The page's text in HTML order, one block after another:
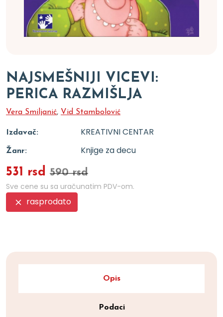
NAJSMEŠNIJI VICEVI:
PERICA RAZMIŠLJA
Vera Smiljanić, Vid Stambolović
Izdavač: KREATIVNI CENTAR
Žanr: Knjige za decu
531 rsd 590 rsd
Sve cene su sa uračunatim PDV-om.
rasprodato
Opis
Podaci